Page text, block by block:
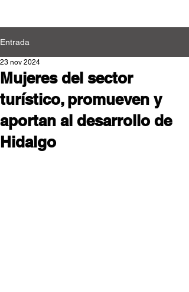
Entrada
Mujeres del sector
turístico, promueven y
aportan al desarrollo de
Hidalgo
23 nov 2024